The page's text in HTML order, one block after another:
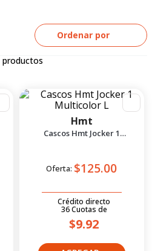
Ordenar por
productos
Hmt
Cascos Hmt Jocker 1
Oferta: $125.00
Crédito directo
36Cuotas de
$9.92
factory
dukare
8.
motos
motos shineray